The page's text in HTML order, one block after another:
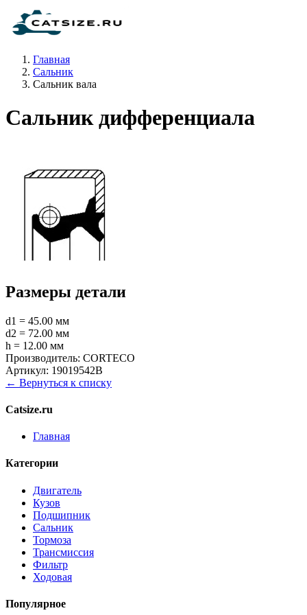
Главная
Сальник
Сальник вала
Сальник дифференциала
Размеры детали
d1 = 45.00 мм
d2 = 72.00 мм
h = 12.00 мм
Производитель: CORTECO
Артикул: 19019542B
← Вернуться к списку
Catsize.ru
Главная
Категории
Двигатель
Кузов
Подшипник
Сальник
Тормоза
Трансмиссия
Фильтр
Ходовая
Популярное